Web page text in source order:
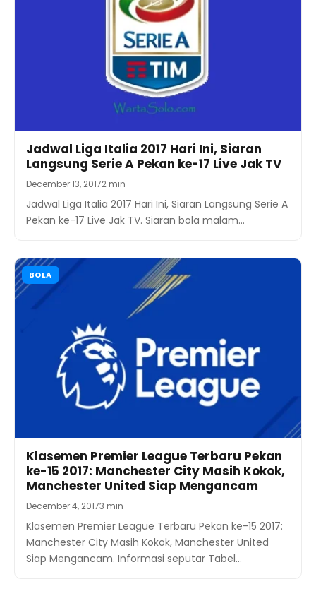
Jadwal Liga Italia 2017 Hari Ini, Siaran
Langsung Serie A Pekan ke-17 Live Jak TV
December 13, 20172 min
Jadwal Liga Italia 2017 Hari Ini, Siaran Langsung Serie A
Pekan ke-17 Live Jak TV. Siaran bola malam…
BOLA
Klasemen Premier League Terbaru Pekan
ke-15 2017: Manchester City Masih Kokok,
Manchester United Siap Mengancam
December 4, 20173 min
Klasemen Premier League Terbaru Pekan ke-15 2017:
Manchester City Masih Kokok, Manchester United
Siap Mengancam. Informasi seputar Tabel…